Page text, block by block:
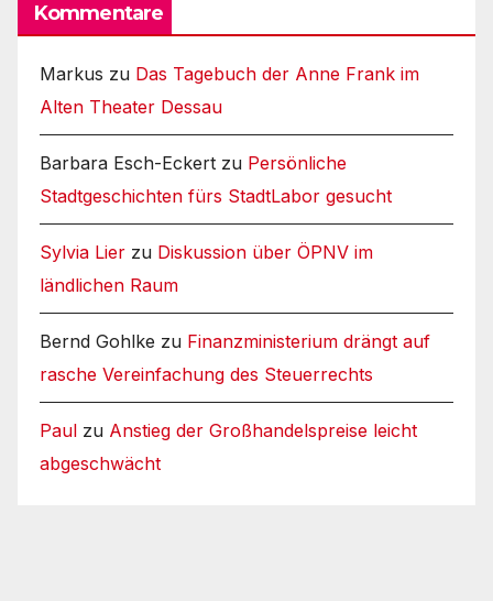
Kommentare
Markus zu Das Tagebuch der Anne Frank im
Alten Theater Dessau
Barbara Esch-Eckert zu Persönliche
Stadtgeschichten fürs StadtLabor gesucht
Sylvia Lier zu Diskussion über ÖPNV im
ländlichen Raum
Bernd Gohlke zu Finanzministerium drängt auf
rasche Vereinfachung des Steuerrechts
Paul zu Anstieg der Großhandelspreise leicht
abgeschwächt